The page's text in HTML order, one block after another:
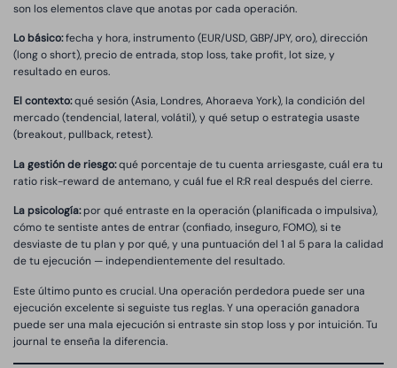
son los elementos clave que anotas por cada operación.
Lo básico:fecha y hora, instrumento (EUR/USD, GBP/JPY, oro), dirección
(long o short), precio de entrada, stop loss, take profit, lot size, y
resultado en euros.
El contexto:qué sesión (Asia, Londres, Ahoraeva York), la condición del
mercado (tendencial, lateral, volátil), y qué setup o estrategia usaste
(breakout, pullback, retest).
La gestión de riesgo:qué porcentaje de tu cuenta arriesgaste, cuál era tu
ratio risk-reward de antemano, y cuál fue el R:R real después del cierre.
La psicología:por qué entraste en la operación (planificada o impulsiva),
cómo te sentiste antes de entrar (confiado, inseguro, FOMO), si te
desviaste de tu plan y por qué, y una puntuación del 1 al 5 para la calidad
de tu ejecución — independientemente del resultado.
Este último punto es crucial. Una operación perdedora puede ser una
ejecución excelente si seguiste tus reglas. Y una operación ganadora
puede ser una mala ejecución si entraste sin stop loss y por intuición. Tu
journal te enseña la diferencia.